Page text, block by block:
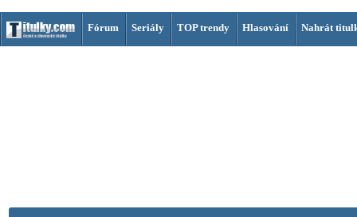
Fórum Seriály TOP trendy Hlasování Nahrát